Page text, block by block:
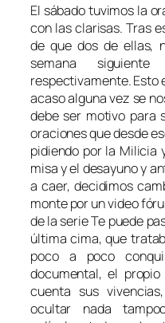
El sábado tuvimos la
con las clarisas. Tras
de que dos de ellas,
semana
respectivamente. Esto
acaso alguna vez se
debe ser motivo para
oraciones que desde
pidiendo por la Milicia
misa y el desayuno y
a caer, decidimos
monte por un video
de la serieTe puede
última cima,que
poco a poco
documental, el
cuenta sus
ocultar nada